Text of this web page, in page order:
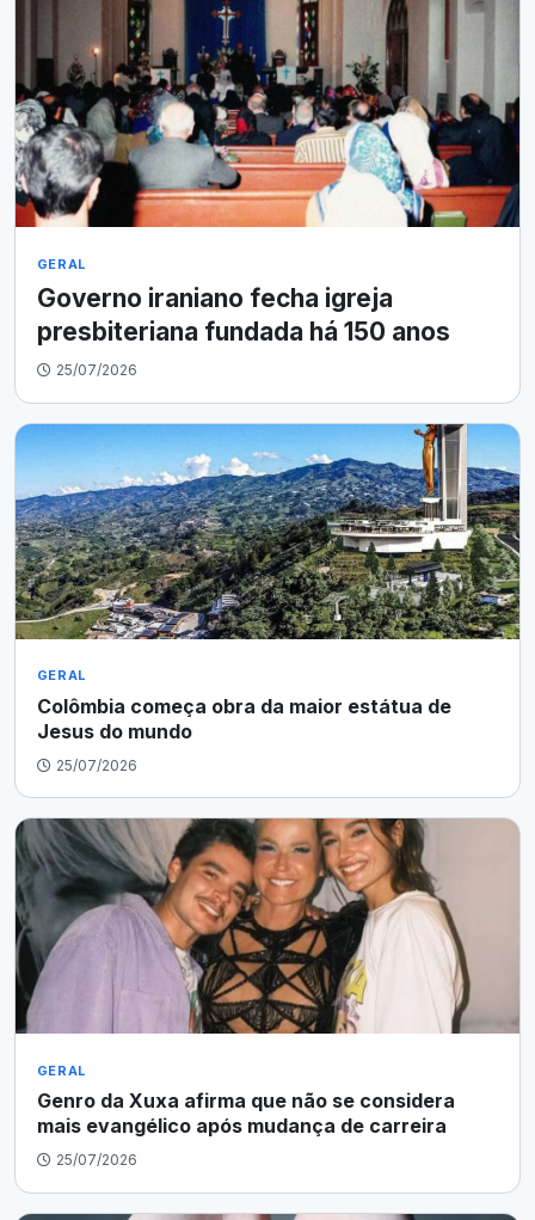
GERAL
Governo iraniano fecha igreja
presbiteriana fundada há 150 anos
25/07/2026
GERAL
Colômbia começa obra da maior estátua de
Jesus do mundo
25/07/2026
GERAL
Genro da Xuxa afirma que não se considera
mais evangélico após mudança de carreira
25/07/2026